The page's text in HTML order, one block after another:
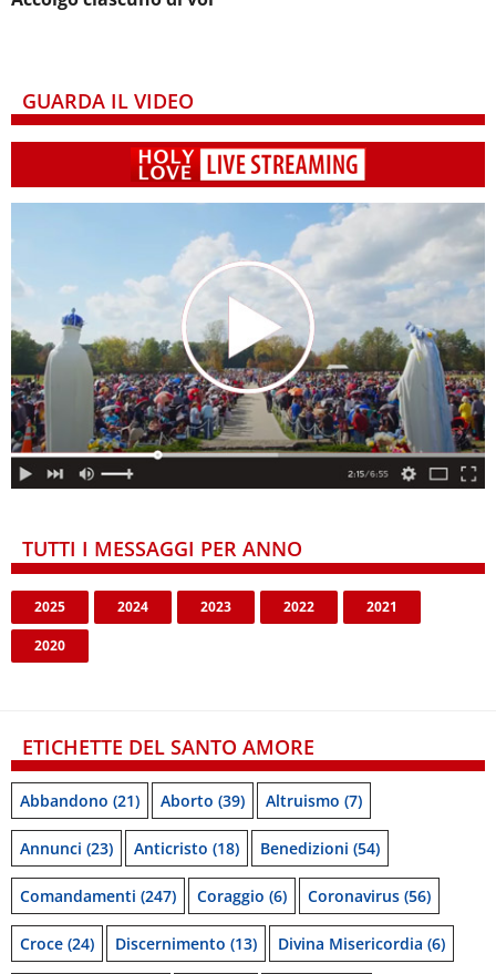
GUARDA IL VIDEO
TUTTI I MESSAGGI PER ANNO
2025 2024 2023 2022 2021
2020
ETICHETTE DEL SANTO AMORE
Abbandono (21) Aborto (39) Altruismo (7)
Annunci (23) Anticristo (18) Benedizioni (54)
Comandamenti (247) Coraggio (6) Coronavirus (56)
Croce (24) Discernimento (13) Divina Misericordia (6)